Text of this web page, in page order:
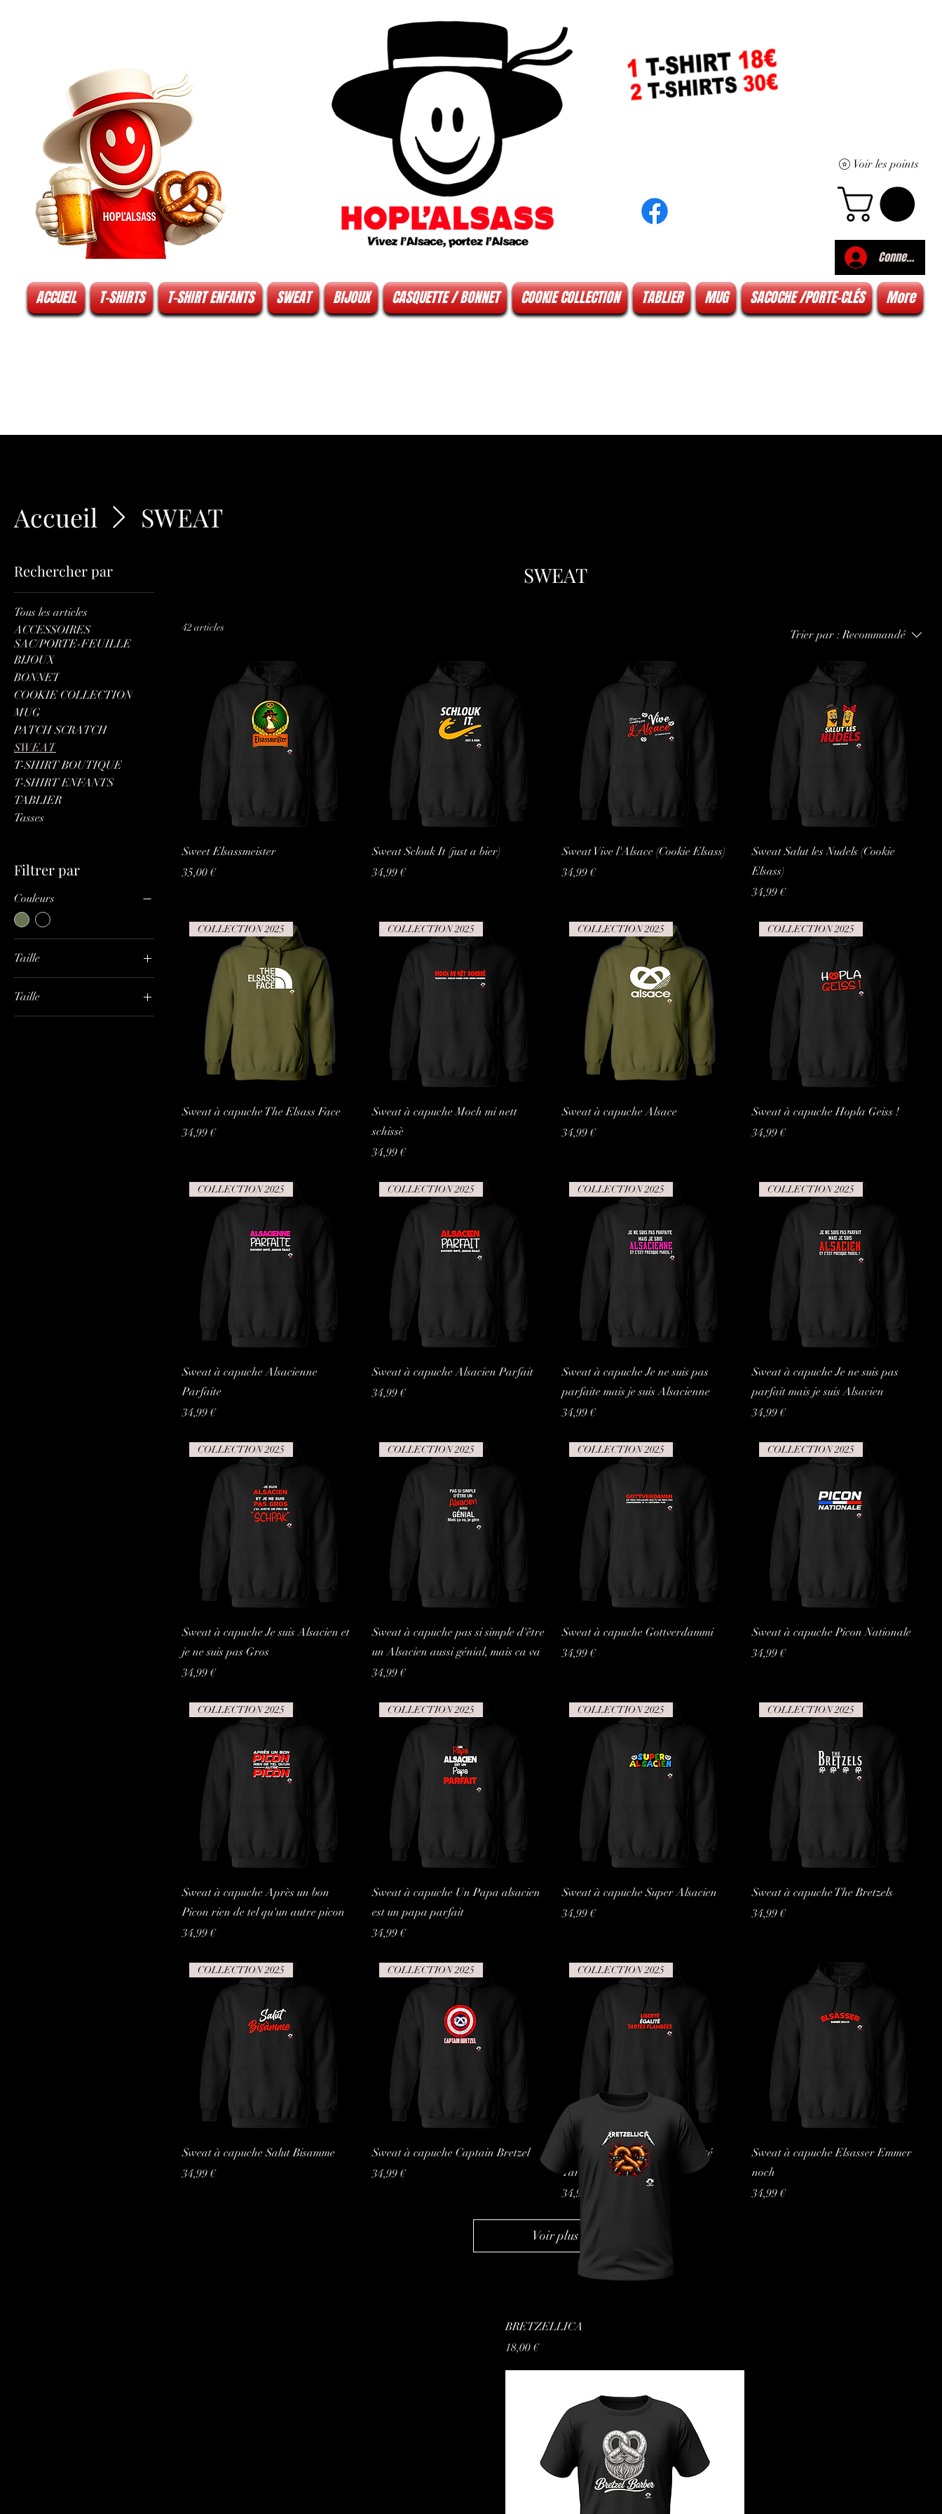
Voir les points
Connexion
ACCUEIL T-SHIRTS T-SHIRT ENFANTS SWEAT BIJOUX CASQUETTE / BONNET COOKIE COLLECTION TABLIER MUG SACOCHE /PORTE-CLÉS More
Accueil SWEAT
Rechercher par
Tous les articles
ACCESSOIRES
SAC/PORTE-FEUILLE
BIJOUX
BONNET
COOKIE COLLECTION
MUG
PATCH SCRATCH
SWEAT
T-SHIRT BOUTIQUE
T-SHIRT ENFANTS
TABLIER
Tasses
Filtrer par
Couleurs
Taille
Taille
SWEAT
42 articles
Trier par : Recommandé
Sweet Elsassmeister
Prix
35,00 €
Sweat Sclouk It (just a bier)
Prix
34,99 €
Sweat Vive l'Alsace (Cookie Elsass)
Prix
34,99 €
Sweat Salut les Nudels (Cookie
Elsass)
Prix
34,99 €
COLLECTION 2025
Sweat à capuche The Elsass Face
Prix
34,99 €
COLLECTION 2025
Sweat à capuche Moch mi nett
schissè
Prix
34,99 €
COLLECTION 2025
Sweat à capuche Alsace
Prix
34,99 €
COLLECTION 2025
Sweat à capuche Hopla Geiss !
Prix
34,99 €
COLLECTION 2025
Sweat à capuche Alsacienne
Parfaite
Prix
34,99 €
COLLECTION 2025
Sweat à capuche Alsacien Parfait
Prix
34,99 €
COLLECTION 2025
Sweat à capuche Je ne suis pas
parfaite mais je suis Alsacienne
Prix
34,99 €
COLLECTION 2025
Sweat à capuche Je ne suis pas
parfait mais je suis Alsacien
Prix
34,99 €
COLLECTION 2025
Sweat à capuche Je suis Alsacien et
je ne suis pas Gros
Prix
34,99 €
COLLECTION 2025
Sweat à capuche pas si simple d'être
un Alsacien aussi génial, mais ca va
Prix
34,99 €
COLLECTION 2025
Sweat à capuche Gottverdammi
Prix
34,99 €
COLLECTION 2025
Sweat à capuche Picon Nationale
Prix
34,99 €
COLLECTION 2025
Sweat à capuche Après un bon
Picon rien de tel qu'un autre picon
Prix
34,99 €
COLLECTION 2025
Sweat à capuche Un Papa alsacien
est un papa parfait
Prix
34,99 €
COLLECTION 2025
Sweat à capuche Super Alsacien
Prix
34,99 €
COLLECTION 2025
Sweat à capuche The Bretzels
Prix
34,99 €
COLLECTION 2025
Sweat à capuche Salut Bisamme
Prix
34,99 €
COLLECTION 2025
Sweat à capuche Captain Bretzel
Prix
34,99 €
COLLECTION 2025
Sweat à capuche Liberté égalité
Tarte flambées
Prix
34,99 €
Sweat à capuche Elsasser Emmer
noch
Prix
34,99 €
Voir plus
BRETZELLICA
Prix
18,00 €